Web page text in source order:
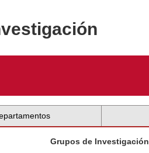
Grupos de Investigación